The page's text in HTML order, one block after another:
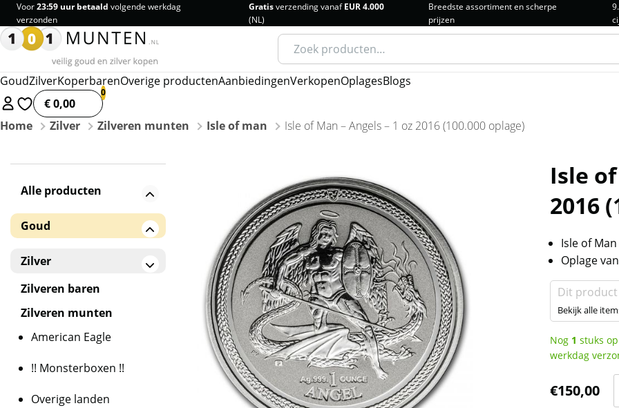
Voor23:59 uur betaald volgende werkdag
verzonden
Gratisverzending vanafEUR 4.000
(NL)
Breedste assortiment en scherpe
prijzen
Zoeken
naar:
GoudZilverKoperbarenOverige productenAanbiedingenVerkopenOplagesBlogs
€ 0,00
Home
Zilver Zilveren munten Isle of man Isle of Man – Angels – 1 oz 2016 (100.000 oplage)
Isle
2016
Isle of
Oplage
Dit
Bekijk alle
Nog 1 stuks
werkdag
€150,00
Alle producten
Goud
Gouden baren
Zilver
Zilveren baren
Zilveren munten
American Eagle
!! Monsterboxen !!
Overige landen